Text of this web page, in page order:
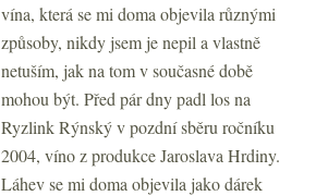
vína, která se mi doma objevila různými
způsoby, nikdy jsem je nepil a vlastně
netuším, jak na tom v současné době
mohou být. Před pár dny padl los na
Ryzlink Rýnský v pozdní sběru ročníku
2004, víno z produkce Jaroslava Hrdiny.
Láhev se mi doma objevila jako dárek